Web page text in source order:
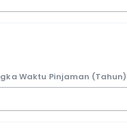
Waktu Pinjaman (Tahun)